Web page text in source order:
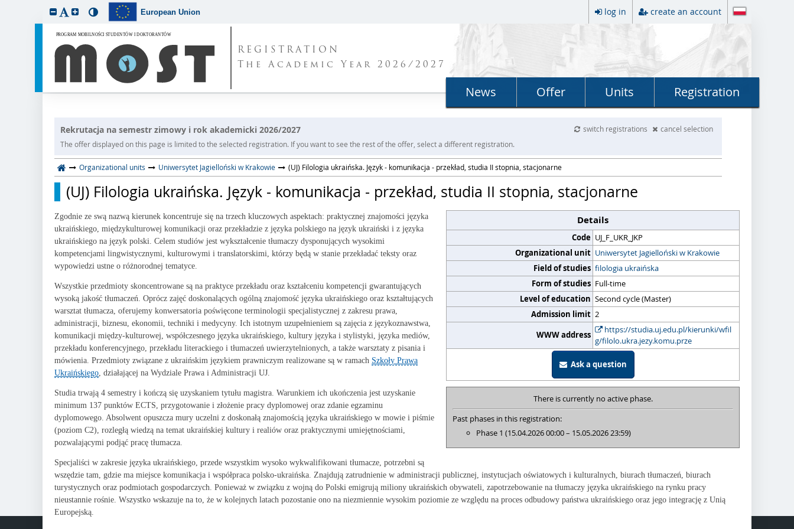
European Union log in create an account
REGISTRATION
The Academic Year 2026/2027
News Offer Units Registration
Rekrutacja na semestr zimowy i rok akademicki 2026/2027 switch registrations
cancel selection
The offer displayed on this page is limited to the selected registration. If you want to see the rest of the offer, select a different registration.
Organizational units Uniwersytet Jagielloński w Krakowie (UJ) Filologia ukraińska. Język - komunikacja - przekład, studia II stopnia, stacjonarne
(UJ) Filologia ukraińska. Język - komunikacja - przekład, studia II stopnia, stacjonarne
Details
Code UJ_F_UKR_JKP
Organizational unit Uniwersytet Jagielloński w Krakowie
Field of studies filologia ukraińska
Form of studies Full-time
Level of education Second cycle (Master)
Admission limit 2
WWW address
https://studia.uj.edu.pl/kierunki/wfil
g/filolo.ukra.jezy.komu.prze
Ask a question
There is currently no active phase.
Past phases in this registration:
Phase 1 (15.04.2026 00:00 – 15.05.2026 23:59)
Zgodnie ze swą nazwą kierunek koncentruje się na trzech kluczowych aspektach: praktycznej znajomości języka
ukraińskiego, międzykulturowej komunikacji oraz przekładzie z języka polskiego na język ukraiński i z języka
ukraińskiego na język polski. Celem studiów jest wykształcenie tłumaczy dysponujących wysokimi
kompetencjami lingwistycznymi, kulturowymi i translatorskimi, którzy będą w stanie przekładać teksty oraz
wypowiedzi ustne o różnorodnej tematyce.
Wszystkie przedmioty skoncentrowane są na praktyce przekładu oraz kształceniu kompetencji gwarantujących
wysoką jakość tłumaczeń. Oprócz zajęć doskonalących ogólną znajomość języka ukraińskiego oraz kształtujących
warsztat tłumacza, oferujemy konwersatoria poświęcone terminologii specjalistycznej z zakresu prawa,
administracji, biznesu, ekonomii, techniki i medycyny. Ich istotnym uzupełnieniem są zajęcia z językoznawstwa,
komunikacji między-kulturowej, współczesnego języka ukraińskiego, kultury języka i stylistyki, języka mediów,
przekładu konferencyjnego, przekładu literackiego i tłumaczeń uwierzytelnionych, a także warsztaty z pisania i
mówienia. Przedmioty związane z ukraińskim językiem prawniczym realizowane są w ramach Szkoły Prawa
Ukraińskiego, działającej na Wydziale Prawa i Administracji UJ.
Studia trwają 4 semestry i kończą się uzyskaniem tytułu magistra. Warunkiem ich ukończenia jest uzyskanie
minimum 137 punktów ECTS, przygotowanie i złożenie pracy dyplomowej oraz zdanie egzaminu
dyplomowego. Absolwent opuszcza mury uczelni z doskonałą znajomością języka ukraińskiego w mowie i piśmie
(poziom C2), rozległą wiedzą na temat ukraińskiej kultury i realiów oraz praktycznymi umiejętnościami,
pozwalającymi podjąć pracę tłumacza.
Specjaliści w zakresie języka ukraińskiego, przede wszystkim wysoko wykwalifikowani tłumacze, potrzebni są
wszędzie tam, gdzie ma miejsce komunikacja i współpraca polsko-ukraińska. Znajdują zatrudnienie w administracji publicznej, instytucjach oświatowych i kulturalnych, biurach tłumaczeń, biurach
turystycznych oraz podmiotach gospodarczych. Ponieważ w związku z wojną do Polski emigrują miliony ukraińskich obywateli, zapotrzebowanie na tłumaczy języka ukraińskiego na rynku pracy
nieustannie rośnie. Wszystko wskazuje na to, że w kolejnych latach pozostanie ono na niezmiennie wysokim poziomie ze względu na proces odbudowy państwa ukraińskiego oraz jego integrację z Unią
Europejską.